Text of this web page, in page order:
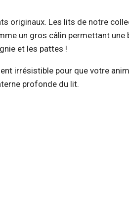
originaux. Les lits de notre
un gros câlin permettant une
et les pattes !
irrésistible pour que votre
profonde du lit.